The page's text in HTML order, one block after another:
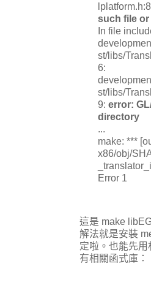
such file
In file
st/libs/
6:
st/libs/
9: error:
directory
...
make: ***
x86/obj/
Error 1
這是 make
解法就是安裝
定啦。也能先
有相關函式庫：